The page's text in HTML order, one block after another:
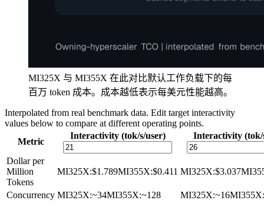
MI325X 与 MI355X 在此对比默认工作负载下的每
百万 token 成本。成本越低表示每美元性能越高。
Interpolated from real benchmark data. Edit target interactivity
values below to compare at different operating points.
Metric
Interactivity (tok/s/user) Interactivity (tok/
Dollar per
Million
Tokens
MI325X:$1.789MI355X:$0.411 MI325X:$3.037
Concurrency MI325X:~34MI355X:~128 MI325X:~16MI355X: